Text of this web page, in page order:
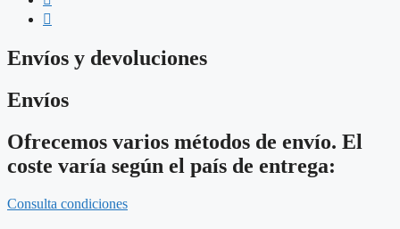
Envíos y devoluciones
Envíos
Ofrecemos varios métodos de envío. El
coste varía según el país de entrega:
Consulta condiciones